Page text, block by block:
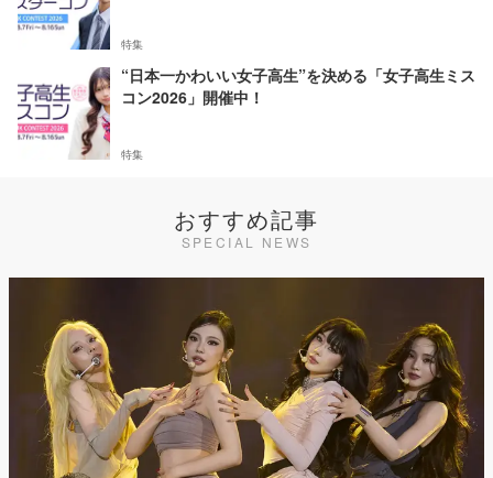
特集
“日本一かわいい女子高生”を決める「女子高生ミス
コン2026」開催中！
特集
おすすめ記事
SPECIAL NEWS